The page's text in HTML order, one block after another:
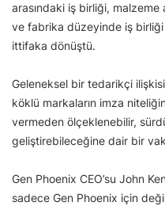
arasındaki iş birliği, malzeme
ve fabrika düzeyinde iş
ittifaka dönüştü.
Geleneksel bir tedarikçi
köklü markaların imza
vermeden ölçeklenebilir,
geliştirebileceğine dair bir
Gen Phoenix CEO’su John
sadece Gen Phoenix için